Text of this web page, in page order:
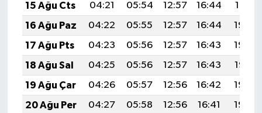
15 Ağu Cts
04:21 05:54 12:57 16:44
19:51
16 Ağu Paz
04:22 05:55 12:57 16:44
19:50
17 Ağu Pts
04:23 05:56 12:57 16:43
19:48
18 Ağu Sal
04:25 05:56 12:57 16:43
19:47
19 Ağu Çar
04:26 05:57 12:56 16:42
19:46
20 Ağu Per
04:27 05:58 12:56 16:41
19:44